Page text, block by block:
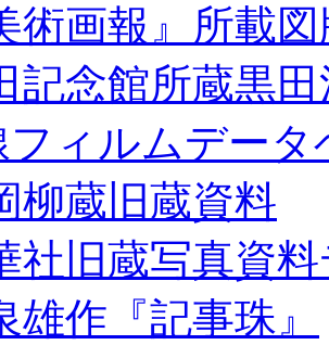
術画報』所載
記念館所蔵黒
フィルムデータ
柳蔵旧蔵資料
社旧蔵写真資
雄作『記事珠』